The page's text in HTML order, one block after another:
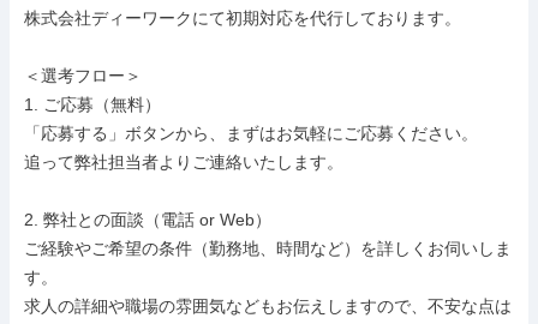
株式会社ディーワークにて初期対応を代行しております。
＜選考フロー＞
1. ご応募（無料）
「応募する」ボタンから、まずはお気軽にご応募ください。
追って弊社担当者よりご連絡いたします。
2. 弊社との面談（電話 or Web）
ご経験やご希望の条件（勤務地、時間など）を詳しくお伺いしま
す。
求人の詳細や職場の雰囲気などもお伝えしますので、不安な点は